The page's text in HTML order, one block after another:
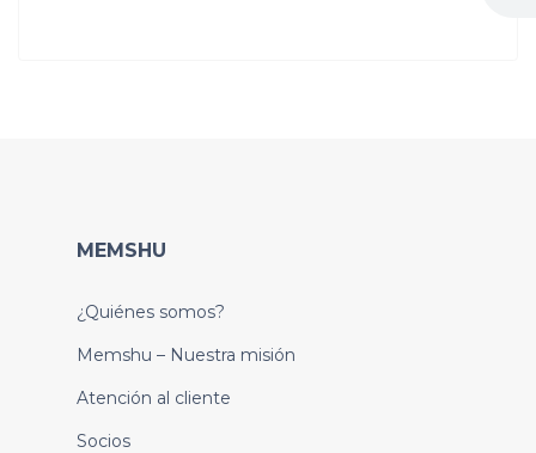
MEMSHU
¿Quiénes somos?
Memshu – Nuestra misión
Atención al cliente
Socios